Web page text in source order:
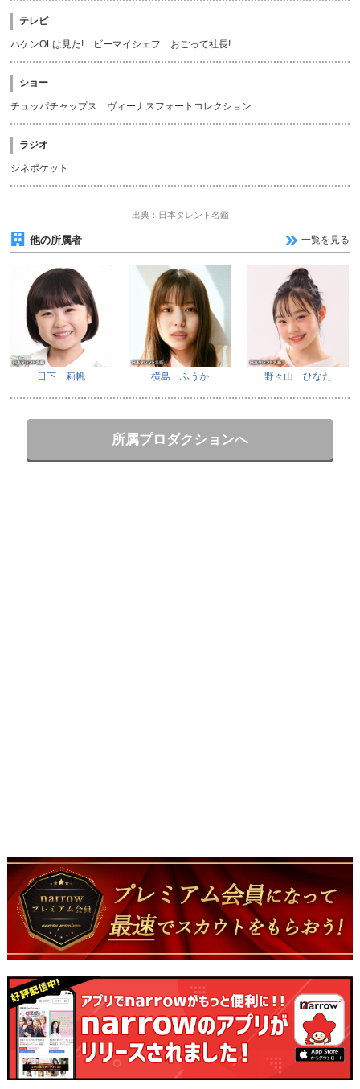
テレビ
ハケンOLは見た! ビーマイシェフ おごって社長!
ショー
チュッパチャップス ヴィーナスフォートコレクション
ラジオ
シネポケット
出典：日本タレント名鑑
他の所属者 一覧を見る
日下 莉帆 横島 ふうか 野々山 ひなた
所属プロダクションへ